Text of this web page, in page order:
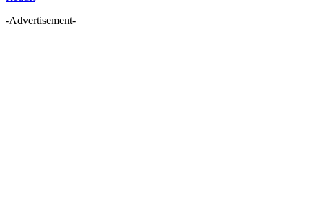
-Advertisement-